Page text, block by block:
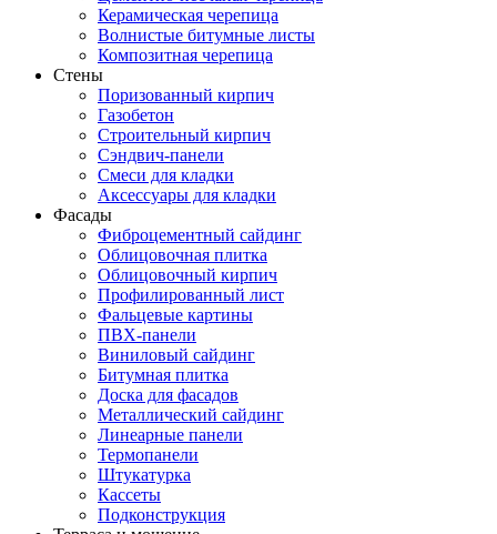
Керамическая черепица
Волнистые битумные листы
Композитная черепица
Стены
Поризованный кирпич
Газобетон
Строительный кирпич
Сэндвич-панели
Смеси для кладки
Аксессуары для кладки
Фасады
Фиброцементный сайдинг
Облицовочная плитка
Облицовочный кирпич
Профилированный лист
Фальцевые картины
ПВХ-панели
Виниловый сайдинг
Битумная плитка
Доска для фасадов
Металлический сайдинг
Линеарные панели
Термопанели
Штукатурка
Кассеты
Подконструкция